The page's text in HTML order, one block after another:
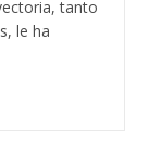
tanto
le ha